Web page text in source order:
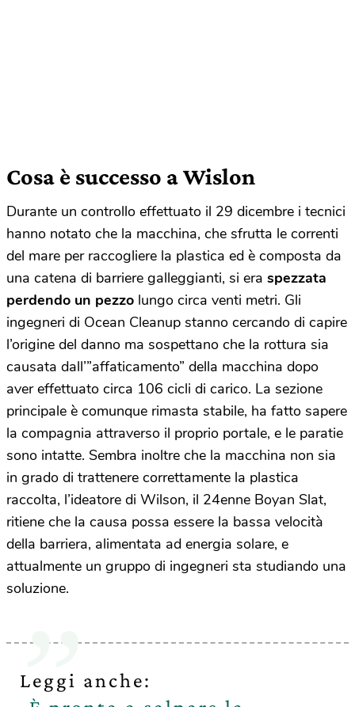
Cosa è successo a Wislon
Durante un controllo effettuato il 29 dicembre i tecnici
hanno notato che la macchina, che sfrutta le correnti
del mare per raccogliere la plastica ed è composta da
una catena di barriere galleggianti, si era spezzata
perdendo un pezzo lungo circa venti metri. Gli
ingegneri di Ocean Cleanup stanno cercando di capire
l’origine del danno ma sospettano che la rottura sia
causata dall’”affaticamento” della macchina dopo
aver effettuato circa 106 cicli di carico. La sezione
principale è comunque rimasta stabile, ha fatto sapere
la compagnia attraverso il proprio portale, e le paratie
sono intatte. Sembra inoltre che la macchina non sia
in grado di trattenere correttamente la plastica
raccolta, l’ideatore di Wilson, il 24enne Boyan Slat,
ritiene che la causa possa essere la bassa velocità
della barriera, alimentata ad energia solare, e
attualmente un gruppo di ingegneri sta studiando una
soluzione.
Leggi anche: